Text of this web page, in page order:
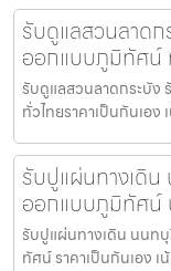
รับดูแลสวนลาด
ออกแบบภูมิทัศน์
รับดูแลสวนลาดกระบั
ทั่วไทยราคาเป็นกันเอ
รับปูแผ่นทางเดิ
ออกแบบภูมิทัศน์
รับปูแผ่นทางเดิน นนท
ทัศน์ ราคาเป็นกันเอง